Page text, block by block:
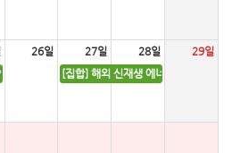
작성 실무과정 [1기]
26일
27일
[집합] 해외 신재생 에너지 프로젝트
28일 29일